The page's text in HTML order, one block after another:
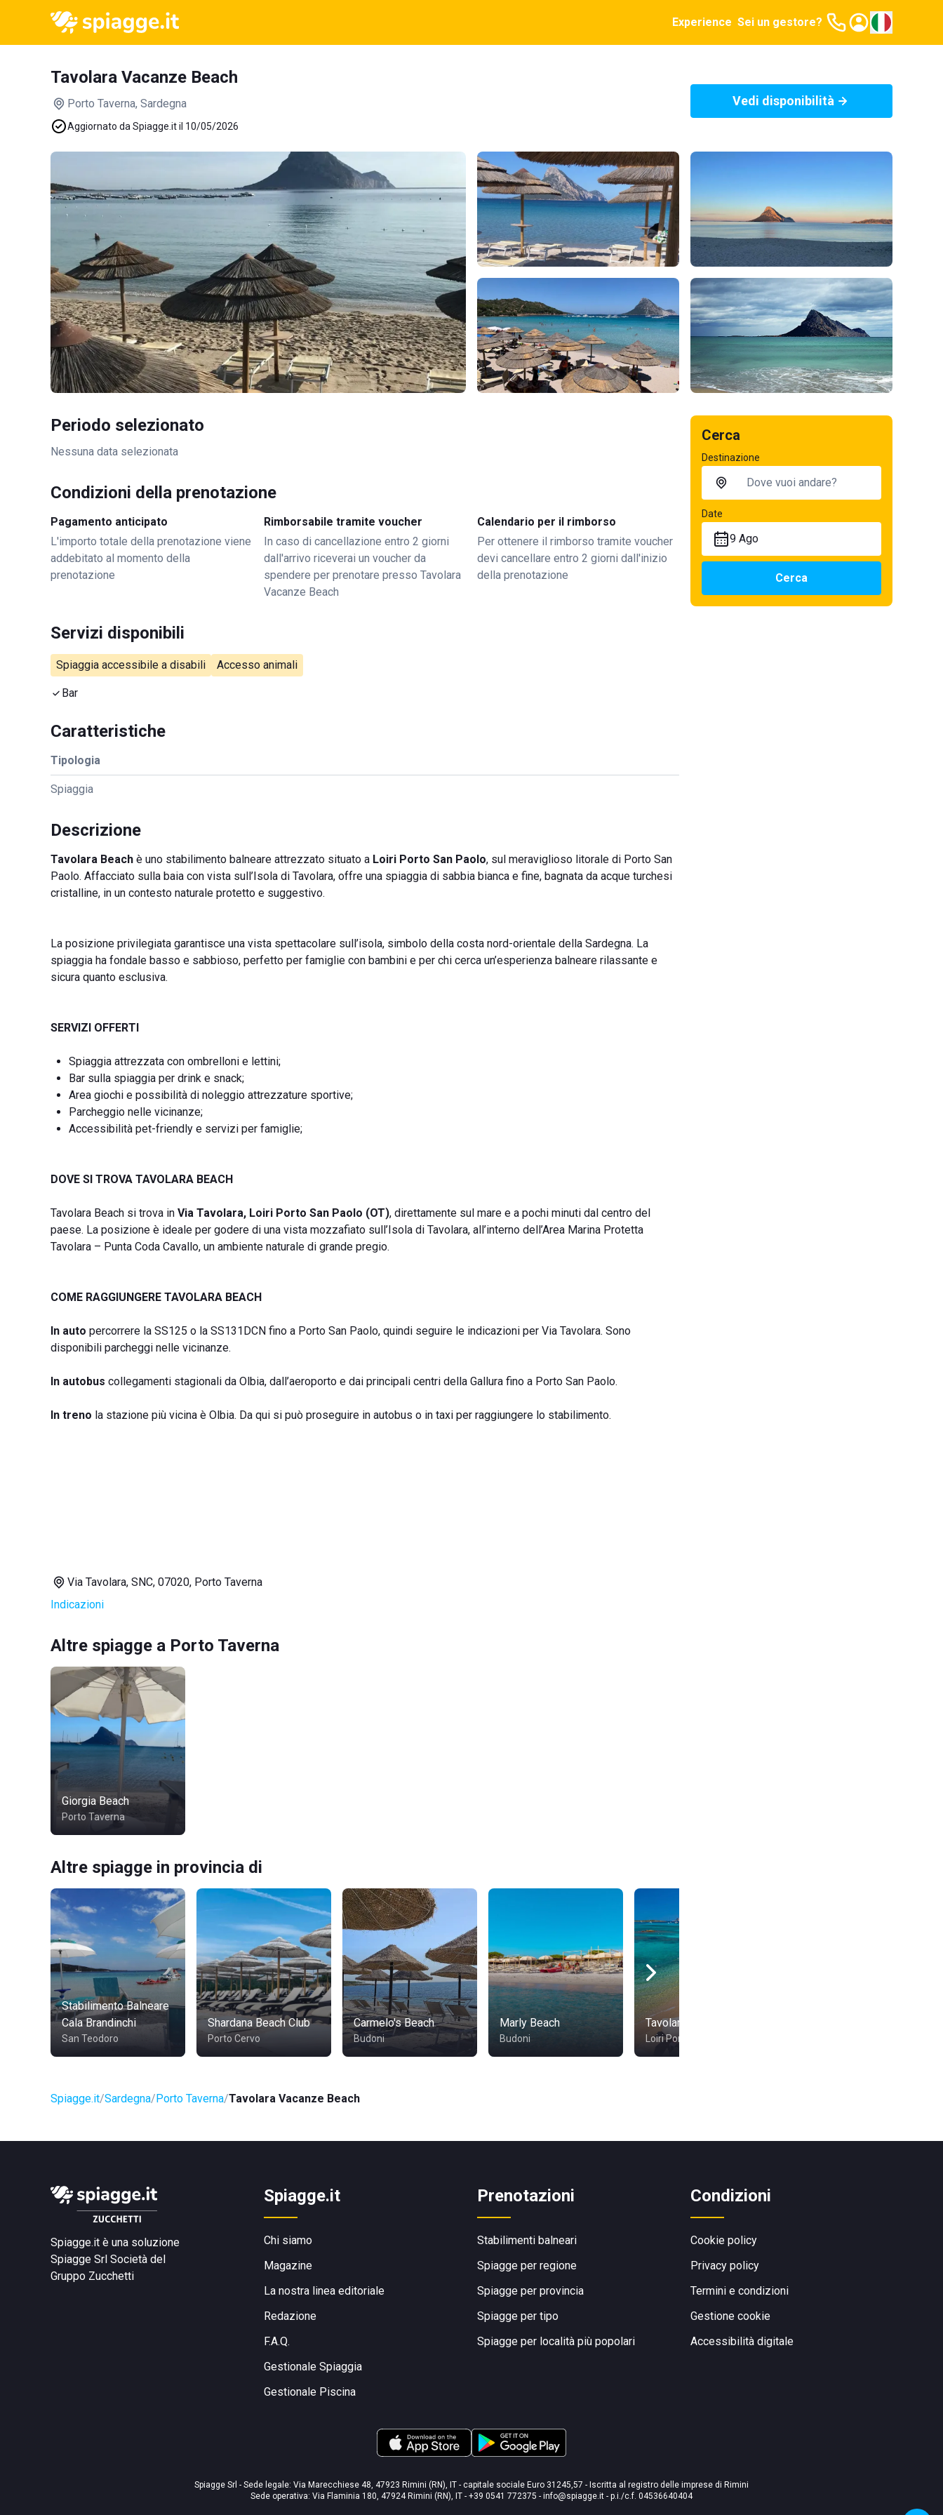
Experience Sei un gestore?
Tavolara Vacanze Beach
Porto Taverna, Sardegna
Aggiornato da Spiagge.it il 10/05/2026
Vedi disponibilità
Periodo selezionato
Nessuna data selezionata
Condizioni della prenotazione
Pagamento anticipato
L'importo totale della prenotazione viene
addebitato al momento della
prenotazione
Rimborsabile tramite voucher
In caso di cancellazione entro 2 giorni
dall'arrivo riceverai un voucher da
spendere per prenotare presso Tavolara
Vacanze Beach
Calendario per il rimborso
Per ottenere il rimborso tramite voucher
devi cancellare entro 2 giorni dall'inizio
della prenotazione
Servizi disponibili
Spiaggia accessibile a disabili Accesso animali
Bar
Caratteristiche
Tipologia
Spiaggia
Descrizione
Tavolara Beach è uno stabilimento balneare attrezzato situato a Loiri Porto San Paolo, sul meraviglioso litorale di Porto San
Paolo. Affacciato sulla baia con vista sull’Isola di Tavolara, offre una spiaggia di sabbia bianca e fine, bagnata da acque turchesi
cristalline, in un contesto naturale protetto e suggestivo.
La posizione privilegiata garantisce una vista spettacolare sull’isola, simbolo della costa nord-orientale della Sardegna. La
spiaggia ha fondale basso e sabbioso, perfetto per famiglie con bambini e per chi cerca un’esperienza balneare rilassante e
sicura quanto esclusiva.
SERVIZI OFFERTI
Spiaggia attrezzata con ombrelloni e lettini;
Bar sulla spiaggia per drink e snack;
Area giochi e possibilità di noleggio attrezzature sportive;
Parcheggio nelle vicinanze;
Accessibilità pet-friendly e servizi per famiglie;
DOVE SI TROVA TAVOLARA BEACH
Tavolara Beach si trova in Via Tavolara, Loiri Porto San Paolo (OT), direttamente sul mare e a pochi minuti dal centro del
paese. La posizione è ideale per godere di una vista mozzafiato sull’Isola di Tavolara, all’interno dell’Area Marina Protetta
Tavolara – Punta Coda Cavallo, un ambiente naturale di grande pregio.
COME RAGGIUNGERE TAVOLARA BEACH
In auto percorrere la SS125 o la SS131DCN fino a Porto San Paolo, quindi seguire le indicazioni per Via Tavolara. Sono
disponibili parcheggi nelle vicinanze.
In autobus collegamenti stagionali da Olbia, dall’aeroporto e dai principali centri della Gallura fino a Porto San Paolo.
In treno la stazione più vicina è Olbia. Da qui si può proseguire in autobus o in taxi per raggiungere lo stabilimento.
Via Tavolara, SNC, 07020, Porto Taverna
Indicazioni
Altre spiagge a Porto Taverna
Giorgia Beach
Porto Taverna
Altre spiagge in provincia di
Stabilimento Balneare
Cala Brandinchi
San Teodoro
Shardana Beach Club
Porto Cervo
Carmelo's Beach
Budoni
Marly Beach
Budoni
Tavolara Beach
Loiri Porto San Paolo
Spiagge.it Sardegna Porto Taverna Tavolara Vacanze Beach
Cerca
Destinazione
Date
9 Ago
Cerca
Spiagge.it è una soluzione
Spiagge Srl Società del
Gruppo Zucchetti
Spiagge.it
Chi siamo
Magazine
La nostra linea editoriale
Redazione
F.A.Q.
Gestionale Spiaggia
Gestionale Piscina
Prenotazioni
Stabilimenti balneari
Spiagge per regione
Spiagge per provincia
Spiagge per tipo
Spiagge per località più popolari
Condizioni
Cookie policy
Privacy policy
Termini e condizioni
Gestione cookie
Accessibilità digitale
Spiagge Srl - Sede legale: Via Marecchiese 48, 47923 Rimini (RN), IT - capitale sociale Euro 31245,57 - Iscritta al registro delle imprese di Rimini
Sede operativa: Via Flaminia 180, 47924 Rimini (RN), IT - +39 0541 772375 - info@spiagge.it - p.i./c.f. 04536640404